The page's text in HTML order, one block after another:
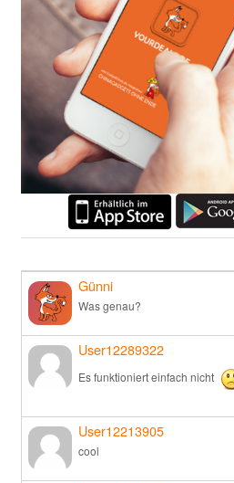
Günni
Was genau?
User12289322
Es funktioniert einfach nicht
User12213905
cool